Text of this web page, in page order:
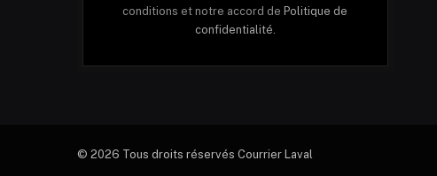
conditions et notre accord de Politique de
confidentialité.
© 2026 Tous droits réservés Courrier Laval